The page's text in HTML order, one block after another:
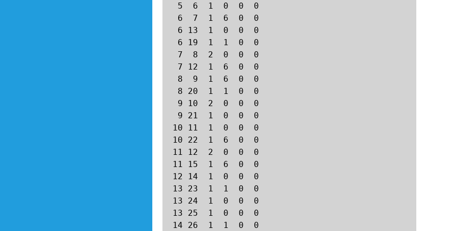
  5  6  1  0  0  0
  6  7  1  6  0  0
  6 13  1  0  0  0
  6 19  1  1  0  0
  7  8  2  0  0  0
  7 12  1  6  0  0
  8  9  1  6  0  0
  8 20  1  1  0  0
  9 10  2  0  0  0
  9 21  1  0  0  0
10 11  1  0  0  0
10 22  1  6  0  0
11 12  2  0  0  0
11 15  1  6  0  0
12 14  1  0  0  0
13 23  1  1  0  0
13 24  1  0  0  0
13 25  1  0  0  0
14 26  1  1  0  0